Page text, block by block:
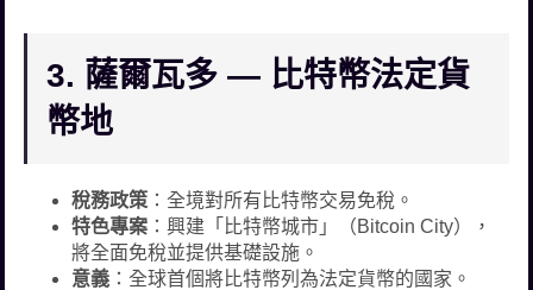
3. 薩爾瓦多 — 比特幣法定貨
幣地
稅務政策 ：全境對所有比特幣交易免稅。
特色專案 ：興建「比特幣城市」（Bitcoin City），
將全面免稅並提供基礎設施。
意義 ：全球首個將比特幣列為法定貨幣的國家。